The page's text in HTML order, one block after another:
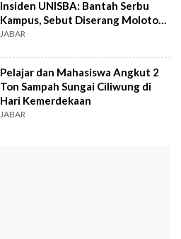
Insiden UNISBA: Bantah Serbu
Kampus, Sebut Diserang Molotov
Anarko
JABAR
Pelajar dan Mahasiswa Angkut 2
Ton Sampah Sungai Ciliwung di
Hari Kemerdekaan
JABAR